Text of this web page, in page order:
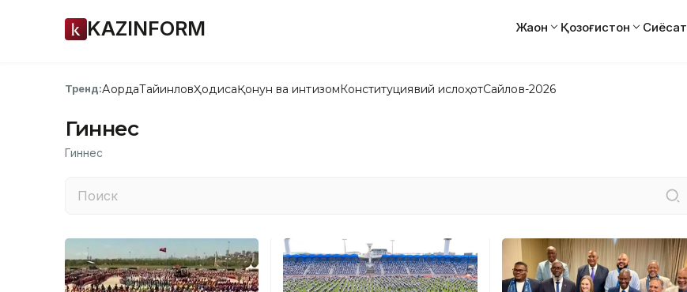
KAZINFORM Жаҳон Қозоғистон Сиёсат
Тренд:АқордаТайинловҲодисаҚонун ва интизомКонституциявий ислоҳотСайлов-2026
Гиннес
Гиннес